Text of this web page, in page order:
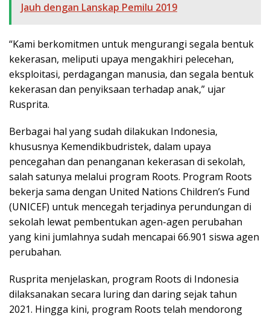
Jauh dengan Lanskap Pemilu 2019
“Kami berkomitmen untuk mengurangi segala bentuk
kekerasan, meliputi upaya mengakhiri pelecehan,
eksploitasi, perdagangan manusia, dan segala bentuk
kekerasan dan penyiksaan terhadap anak,” ujar
Rusprita.
Berbagai hal yang sudah dilakukan Indonesia,
khususnya Kemendikbudristek, dalam upaya
pencegahan dan penanganan kekerasan di sekolah,
salah satunya melalui program Roots. Program Roots
bekerja sama dengan United Nations Children’s Fund
(UNICEF) untuk mencegah terjadinya perundungan di
sekolah lewat pembentukan agen-agen perubahan
yang kini jumlahnya sudah mencapai 66.901 siswa agen
perubahan.
Rusprita menjelaskan, program Roots di Indonesia
dilaksanakan secara luring dan daring sejak tahun
2021. Hingga kini, program Roots telah mendorong